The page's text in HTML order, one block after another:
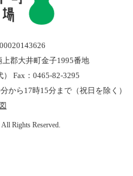
郡大井町金子1995番地
Fax：0465-82-3295
ら17時15分まで（祝日を除く）
Rights Reserved.